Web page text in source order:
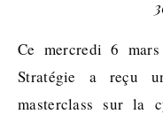
Ce mercredi 6 mars 2024, Sciences Po Défense et
Stratégie a reçu
masterclass sur la